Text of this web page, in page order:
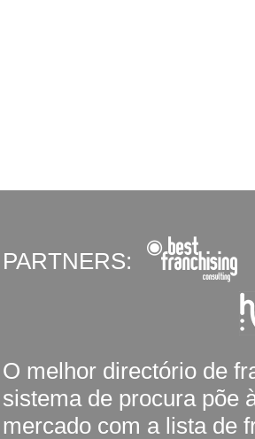
PARTNERS:
O melhor directório de
sistema de procura põe
mercado com a lista de